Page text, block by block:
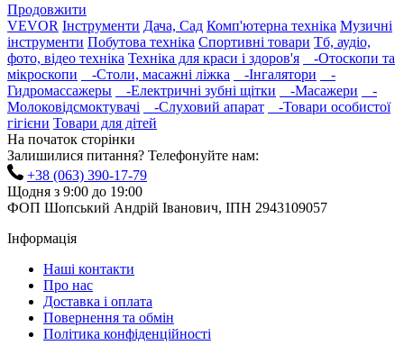
Продовжити
VEVOR Інструменти Дача, Сад Комп'ютерна техніка Музичні
інструменти Побутова техніка Спортивні товари Тб, аудіо,
фото, відео техніка Техніка для краси і здоров'я
-Отоскопи та
мікроскопи
-Столи, масажні ліжка -Інгалятори
-
Гидромассажеры
-Електричні зубні щітки -Масажери
-
Молоковідсмоктувачі
-Слуховий апарат
-Товари особистої
гігієни Товари для дітей
На початок сторінки
Залишилися питання? Телефонуйте нам:
+38 (063) 390-17-79
Щодня з 9:00 до 19:00
ФОП Шопський Андрій Іванович, ІПН 2943109057
Інформація
Наші контакти
Про нас
Доставка і оплата
Повернення та обмін
Політика конфіденційності